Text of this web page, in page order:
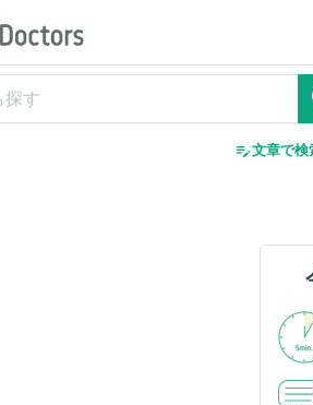
edit_note文章で検